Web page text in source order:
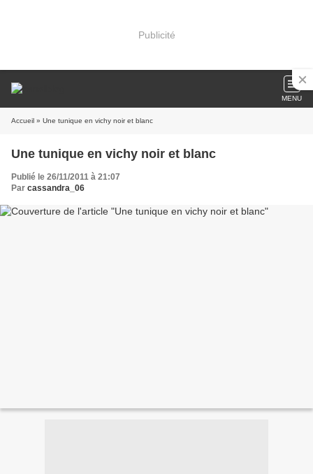
Publicité
MENU
Accueil » Une tunique en vichy noir et blanc
Une tunique en vichy noir et blanc
Publié le 26/11/2011 à 21:07
Par cassandra_06